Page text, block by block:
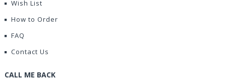
Wish List
How to Order
FAQ
Contact Us
CALL ME BACK